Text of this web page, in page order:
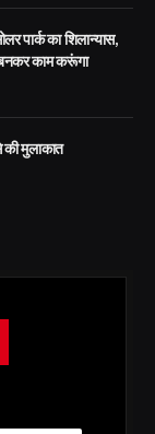
पार्क का शिलान्यास,
काम करूंगा
की मुलाकात